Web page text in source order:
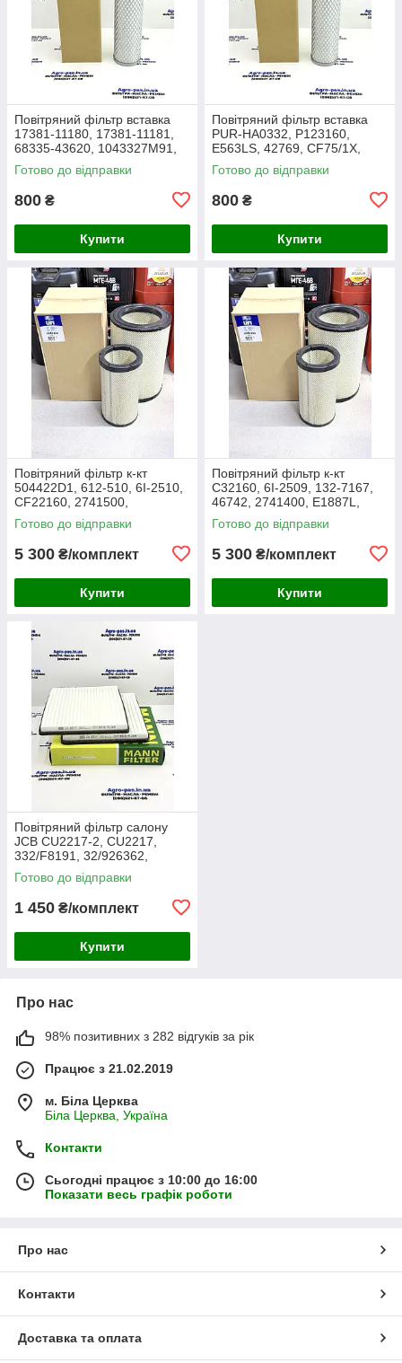
Повітряний фільтр вставка
17381-11180, 17381-11181,
68335-43620, 1043327M91,
3438717M1, 1909138,
86504143, PA2489, MD-7134
Готово до відправки
800 ₴
Купити
Повітряний фільтр вставка
PUR-HA0332, P123160,
E563LS, 42769, CF75/1X,
27.016.00, AF1966,
1043327M91, Y05761310,
Готово до відправки
800 ₴
Купити
Повітряний фільтр к-кт
504422D1, 612-510, 6I-2510,
CF22160, 2741500,
AF25138M, P532510, MD-
7624S, SA16024, RS3511,
Готово до відправки
5 300 ₴/комплект
Купити
Повітряний фільтр к-кт
C32160, 6I-2509, 132-7167,
46742, 2741400, E1887L,
RS3514, SL5603, P532509,
FJ3468, MD-7624,
Готово до відправки
5 300 ₴/комплект
Купити
Повітряний фільтр салону
JCB CU2217-2, CU2217,
332/F8191, 32/926362,
30/926362, AA2983, CA-
43030, SC60055, SKL46354,
Готово до відправки
1 450 ₴/комплект
Купити
Про нас
98% позитивних з 282 відгуків за рік
Працює з 21.02.2019
м. Біла Церква
Біла Церква, Україна
Контакти
Сьогодні працює з 10:00 до 16:00
Показати весь графік роботи
Про нас
Контакти
Доставка та оплата